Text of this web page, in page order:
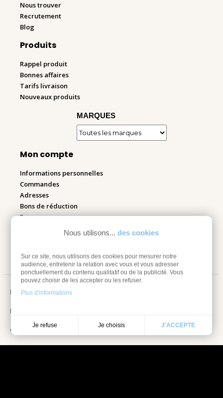
Nous utilisons... des cookies
Sur ce site, nous utilisons des cookies pour mesurer notre
audience, entretenir la relation avec vous et vous adresser
ponctuellement du contenu qualitatif ou de la publicité. Vous
pouvez choisir de les accepter ou les refuser.
Plus d'informations
Je refuse Je choisis J'ACCEPTE
Nous trouver
Recrutement
Blog
Produits
Rappel produit
Bonnes affaires
Tarifs livraison
Nouveaux produits
MARQUES
Mon compte
Informations personnelles
Commandes
Adresses
Bons de réduction
Espace pro
Mentions légales
Information sur les cookies
Conditions Générales de vente